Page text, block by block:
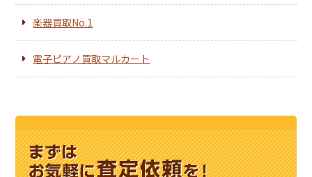
楽器買取No.1
電子ピアノ買取マルカート